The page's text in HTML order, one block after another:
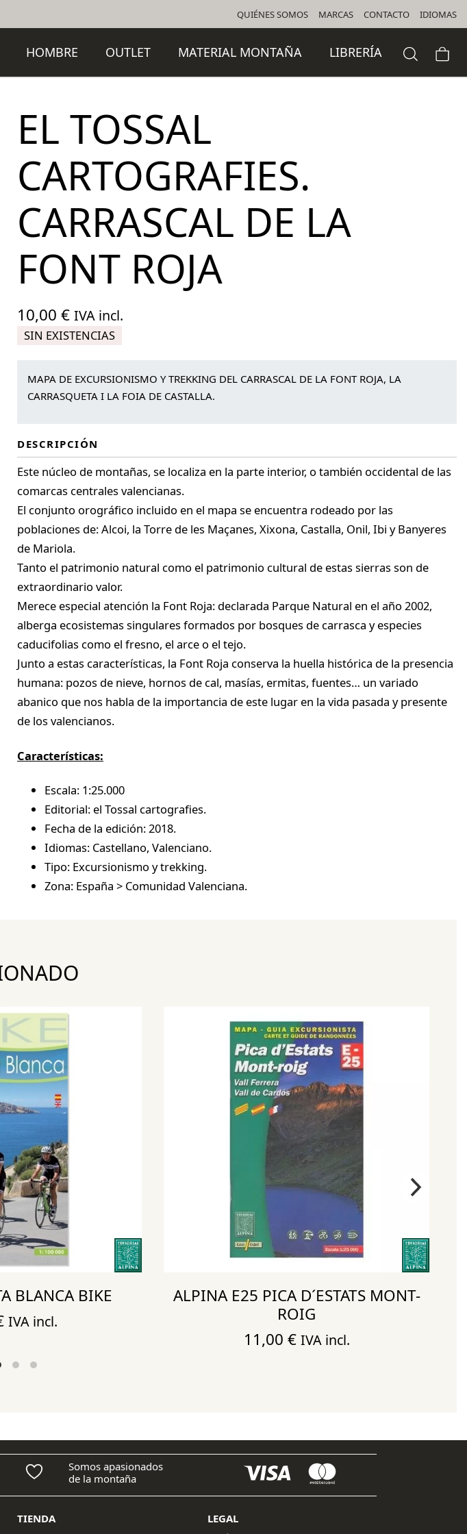
QUIÉNES SOMOS MARCAS CONTACTO IDIOMAS
HOMBRE OUTLET MATERIAL MONTAÑA LIBRERÍA
EL TOSSAL
CARTOGRAFIES.
CARRASCAL DE LA
FONT ROJA
10,00 € IVA incl.
SIN EXISTENCIAS
MAPA DE EXCURSIONISMO Y TREKKING DEL CARRASCAL DE LA FONT ROJA, LA
CARRASQUETA I LA FOIA DE CASTALLA.
DESCRIPCIÓN
Este núcleo de montañas, se localiza en la parte interior, o también occidental de las
comarcas centrales valencianas.
El conjunto orográfico incluido en el mapa se encuentra rodeado por las
poblaciones de: Alcoi, la Torre de les Maçanes, Xixona, Castalla, Onil, Ibi y Banyeres
de Mariola.
Tanto el patrimonio natural como el patrimonio cultural de estas sierras son de
extraordinario valor.
Merece especial atención la Font Roja: declarada Parque Natural en el año 2002,
alberga ecosistemas singulares formados por bosques de carrasca y especies
caducifolias como el fresno, el arce o el tejo.
Junto a estas características, la Font Roja conserva la huella histórica de la presencia
humana: pozos de nieve, hornos de cal, masías, ermitas, fuentes… un variado
abanico que nos habla de la importancia de este lugar en la vida pasada y presente
de los valencianos.
Características:
Escala: 1:25.000
Editorial: el Tossal cartografies.
Fecha de la edición: 2018.
Idiomas: Castellano, Valenciano.
Tipo: Excursionismo y trekking.
Zona: España > Comunidad Valenciana.
BLANCA BIKE
IVA incl.
ALPINA E25 PICA D´ESTATS MONT-
ROIG
11,00 € IVA incl.
Somos apasionados
de la montaña
TIENDA LEGAL